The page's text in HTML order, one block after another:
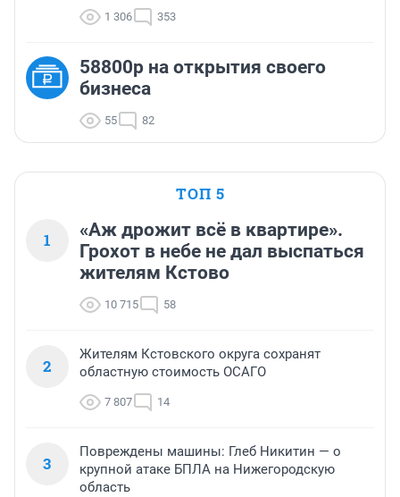
1 306 353
58800р на открытия своего
бизнеса
55 82
ТОП 5
1
«Аж дрожит всё в квартире».
Грохот в небе не дал выспаться
жителям Кстово
10 715 58
2
Жителям Кстовского округа сохранят
областную стоимость ОСАГО
7 807 14
3
Повреждены машины: Глеб Никитин — о
крупной атаке БПЛА на Нижегородскую
область